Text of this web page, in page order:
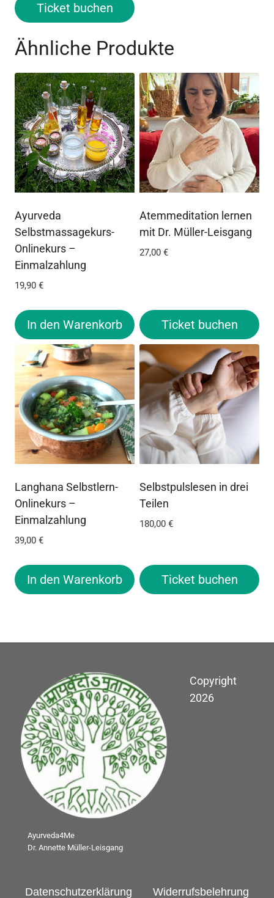
Ticket buchen
Ähnliche Produkte
Ayurveda
Selbstmassagekurs-
Onlinekurs –
Einmalzahlung
19,90 €
In den Warenkorb
Atemmeditation lernen
mit Dr. Müller-Leisgang
27,00 €
Ticket buchen
Langhana Selbstlern-
Onlinekurs –
Einmalzahlung
39,00 €
In den Warenkorb
Selbstpulslesen in drei
Teilen
180,00 €
Ticket buchen
Ayurveda4Me
Dr. Annette Müller-Leisgang
Copyright
2026
Datenschutzerklärung Widerrufsbelehrung